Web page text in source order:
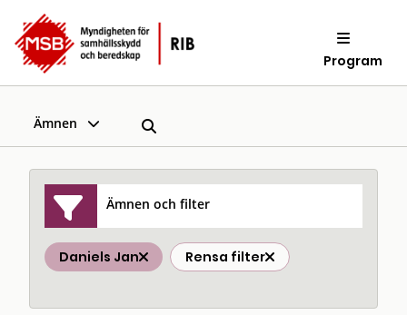
Program
Ämnen
Ämnen och filter
Daniels Jan Rensa filter